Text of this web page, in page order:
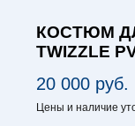
КОСТЮМ
TWIZZLE
20 000 руб.
Цены и наличие